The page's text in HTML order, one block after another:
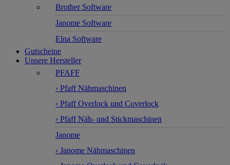
Brother Software
Janome Software
Elna Software
Gutscheine
Unsere Hersteller
PFAFF
› Pfaff Nähmaschinen
› Pfaff Overlock und Coverlock
› Pfaff Näh- und Stickmaschinen
Janome
› Janome Nähmaschinen